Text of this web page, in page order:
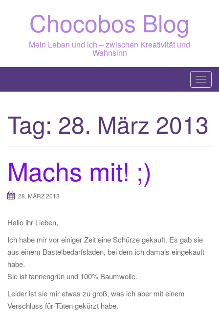
Chocobos Blog
Mein Leben und ich – zwischen Kreativität und
Wahnsinn
T
o
g
l
i
o
Tag: 28. März 2013
Machs mit! ;)
28. MÄRZ 2013
Hallo ihr Lieben,
Ich habe mir vor einiger Zeit eine Schürze gekauft. Es gab sie
aus einem Bastelbedarfsladen, bei dem ich damals eingekauft
habe.
Sie ist tannengrün und 100% Baumwolle.
Leider ist sie mir etwas zu groß, was ich aber mit einem
Verschluss für Tüten gekürzt habe.